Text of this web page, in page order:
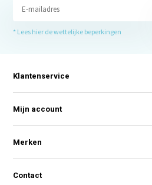
* Lees hier de wettelijke beperkingen
Klantenservice
Mijn account
Merken
Contact